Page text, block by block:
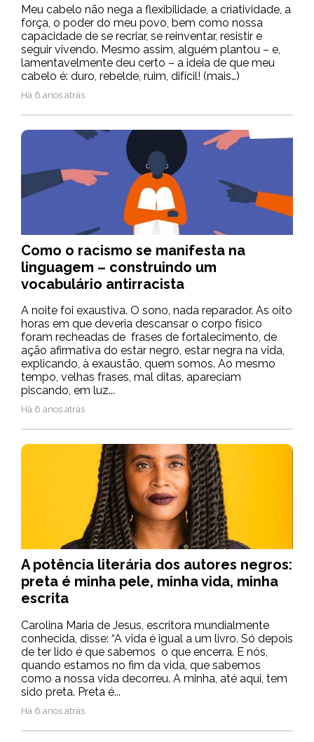
Meu cabelo não nega a flexibilidade, a criatividade, a
força, o poder do meu povo, bem como nossa
capacidade de se recriar, se reinventar, resistir e
seguir vivendo. Mesmo assim, alguém plantou – e,
lamentavelmente deu certo – a ideia de que meu
cabelo é: duro, rebelde, ruim, difícil! (mais…)
Há 6 anos atrás
Como o racismo se manifesta na
linguagem – construindo um
vocabulário antirracista
A noite foi exaustiva. O sono, nada reparador. As oito
horas em que deveria descansar o corpo físico
foram recheadas de frases de fortalecimento, de
ação afirmativa do estar negro, estar negra na vida,
explicando, à exaustão, quem somos. Ao mesmo
tempo, velhas frases, mal ditas, apareciam
piscando, em luz...
Há 6 anos atrás
A potência literária dos autores negros:
preta é minha pele, minha vida, minha
escrita
Carolina Maria de Jesus, escritora mundialmente
conhecida, disse: “A vida é igual a um livro. Só depois
de ter lido é que sabemos o que encerra. E nós,
quando estamos no fim da vida, que sabemos
como a nossa vida decorreu. A minha, até aqui, tem
sido preta. Preta é...
Há 6 anos atrás